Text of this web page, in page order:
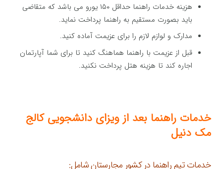
هزینه خدمات راهنما حداقل ۱۵۰ یورو می باشد که متقاضی
باید بصورت مستقیم به راهنما پرداخت نماید.
مدارک و لوازم لازم را برای عزیمت آماده کنید.
قبل از عزیمت با راهنما هماهنگ کنید تا برای شما آپارتمان
اجاره کند تا هزینه هتل پرداخت نکنید.
خدمات راهنما بعد از ویزایدانشجوییکالج
مک دنیل
خدمات تیم راهنما در کشور مجارستان شامل: